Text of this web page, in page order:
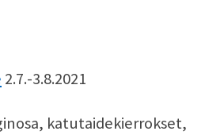
2.7.-3.8.2021
katutaidekierrokset,